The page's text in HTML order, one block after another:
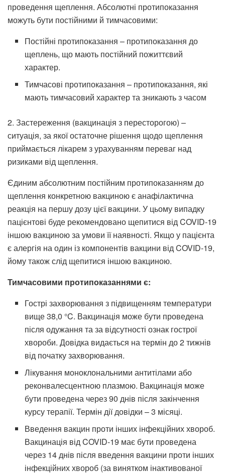
проведення щеплення. Абсолютні протипоказання
можуть бути постійними й тимчасовими:
Постійні протипоказання – протипоказання до
щеплень, що мають постійний пожиттєвий
характер.
Тимчасові протипоказання – протипоказання, які
мають тимчасовий характер та зникають з часом
2. Застереження (вакцинація з пересторогою) –
ситуація, за якої остаточне рішення щодо щеплення
приймається лікарем з урахуванням переваг над
ризиками від щеплення.
Єдиним абсолютним постійним протипоказанням до
щеплення конкретною вакциною є анафілактична
реакція на першу дозу цієї вакцини. У цьому випадку
пацієнтові буде рекомендовано щепитися від COVID-19
іншою вакциною за умови її наявності. Якщо у пацієнта
є алергія на один із компонентів вакцини від COVID-19,
йому також слід щепитися іншою вакциною.
Тимчасовими протипоказаннями є:
Гострі захворювання з підвищенням температури
вище 38,0 °C. Вакцинація може бути проведена
після одужання та за відсутності ознак гострої
хвороби. Довідка видається на термін до 2 тижнів
від початку захворювання.
Лікування моноклональними антитілами або
реконвалесцентною плазмою. Вакцинація може
бути проведена через 90 днів після закінчення
курсу терапії. Термін дії довідки – 3 місяці.
Введення вакцин проти інших інфекційних хвороб.
Вакцинація від COVID-19 має бути проведена
через 14 днів після введення вакцини проти інших
інфекційних хвороб (за винятком інактивованої